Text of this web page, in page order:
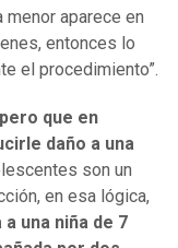
aparece en
entonces lo
el procedimiento”.
que en
daño a una
son un
en esa lógica,
una niña de 7